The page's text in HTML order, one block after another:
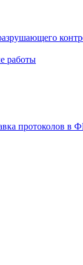
работы
протоколов в